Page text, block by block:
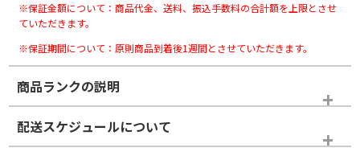
※保証金額について：商品代金、送料、振込手数料の合計額を上限とさせ
ていただきます。
※保証期間について：原則商品到着後1週間とさせていただきます。
商品ランクの説明
※商品ランクは出品者の主観により判断しておりますので、あら
かじめご了承ください。
配送スケジュールについて